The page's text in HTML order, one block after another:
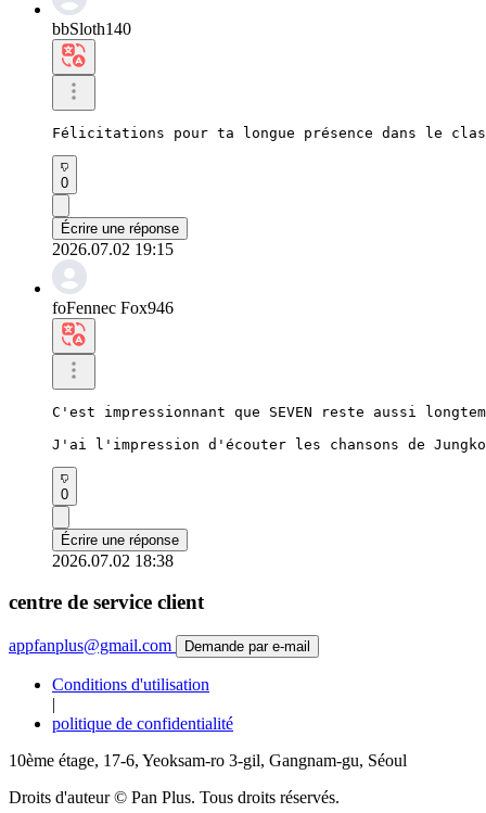
bbSloth140
Félicitations pour ta longue présence dans le
0
Écrire une réponse
2026.07.02 19:15
foFennec Fox946
C'est impressionnant que SEVEN reste aussi
J'ai l'impression d'écouter les chansons de
0
Écrire une réponse
2026.07.02 18:38
centre de service client
appfanplus@gmail.com Demande par e-mail
Conditions d'utilisation
|
politique de confidentialité
10ème étage, 17-6, Yeoksam-ro 3-gil, Gangnam-gu, Séoul
Droits d'auteur © Pan Plus. Tous droits réservés.